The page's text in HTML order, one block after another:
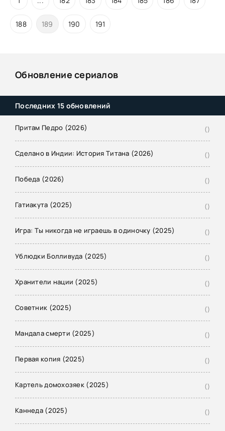
188 189 190 191
Обновление сериалов
Последних 15 обновлений
Притам Педро (2026) ()
Сделано в Индии: История Титана (2026) ()
Победа (2026) ()
Гатиакута (2025) ()
Игра: Ты никогда не играешь в одиночку (2025) ()
Ублюдки Болливуда (2025) ()
Хранители нации (2025) ()
Советник (2025) ()
Мандала смерти (2025) ()
Первая копия (2025) ()
Картель домохозяек (2025) ()
Каннеда (2025) ()